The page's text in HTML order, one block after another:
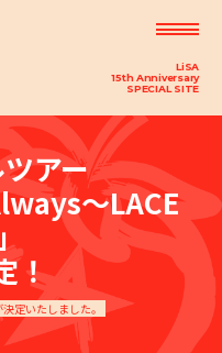
LiSA
15th Anniversary
SPECIAL SITE
OUT!!
ナルフルアルバム「LACE UP」の発売が決定
Always〜15〜」開催決
催が決定しました。
～LiFE is Soulful
アー
～LACE
！
定いたしました。